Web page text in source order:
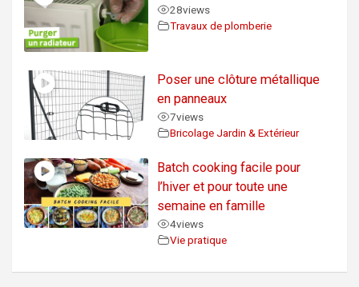
28views
Travaux de plomberie
Poser une clôture métallique
en panneaux
7views
Bricolage Jardin & Extérieur
Batch cooking facile pour
l’hiver et pour toute une
semaine en famille
4views
Vie pratique